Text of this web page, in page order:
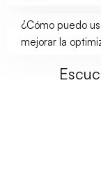
¿Cómo puedo
mejorar la